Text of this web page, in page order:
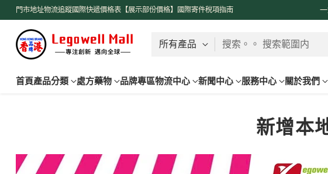
門市地址物流追蹤國際快遞價格表【展示部份價格】 國際寄件稅項指南
了解更多 係時候分享吓我哋
搜索。。 搜索範圍内
首頁產品分類 處方藥物 品牌專區物流中心 新聞中心 服務中心 關於我們
新增本